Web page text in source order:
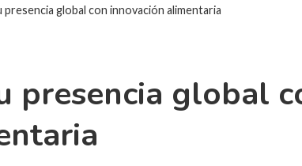
global con innovación alimentaria
presencia global